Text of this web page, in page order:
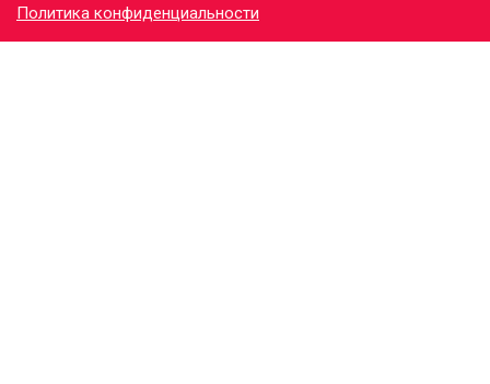
Политика конфиденциальности